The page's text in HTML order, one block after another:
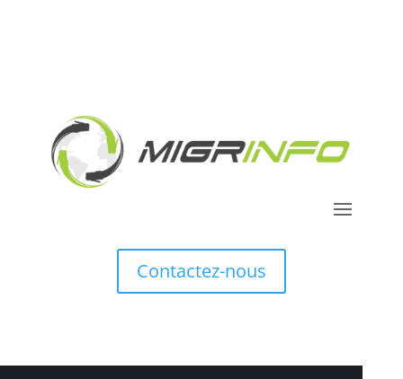
Contactez-nous